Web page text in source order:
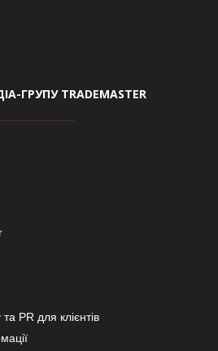
ГРУПУ TRADEMASTER
PR для клієнтів